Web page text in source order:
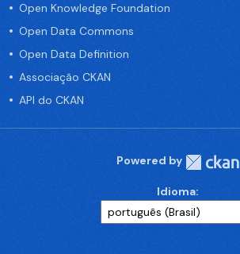
Open Knowledge Foundation
Open Data Commons
Open Data Definition
Associação CKAN
API do CKAN
Powered by
Idioma